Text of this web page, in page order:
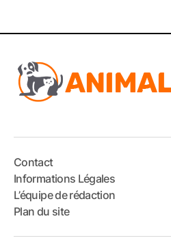
Contact
Informations Légales
L’équipe de rédaction
Plan du site